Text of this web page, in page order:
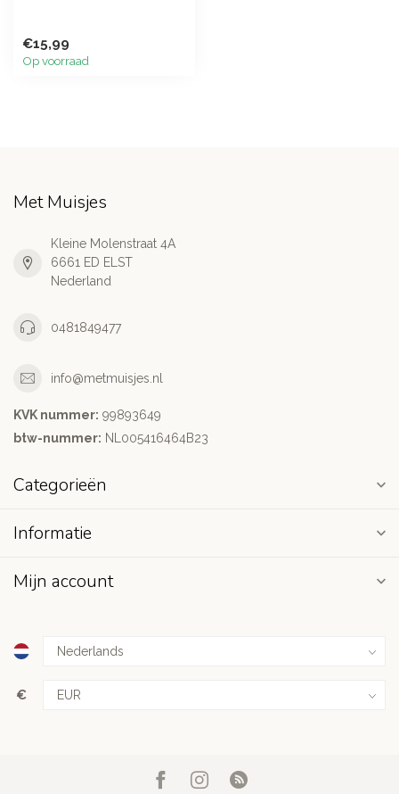
€15,99
Op voorraad
Met Muisjes
Kleine Molenstraat 4A
6661 ED ELST
Nederland
0481849477
info@metmuisjes.nl
KVK nummer: 99893649
btw-nummer: NL005416464B23
Categorieën
Informatie
Mijn account
€